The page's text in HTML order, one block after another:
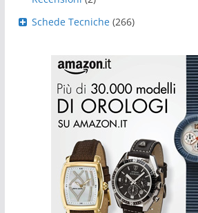
Schede Tecniche (266)